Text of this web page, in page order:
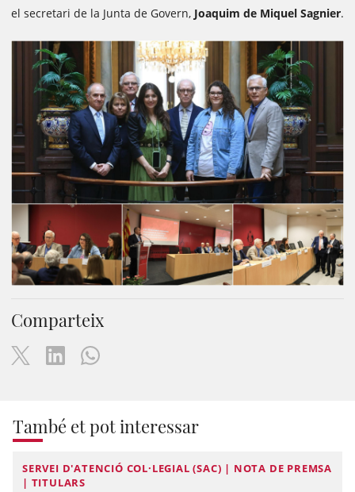
el secretari de la Junta de Govern, Joaquim de Miquel Sagnier.
Comparteix
També et pot interessar
SERVEI D'ATENCIÓ COL·LEGIAL (SAC) | NOTA DE PREMSA
| TITULARS